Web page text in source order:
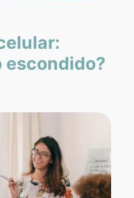
escondido?